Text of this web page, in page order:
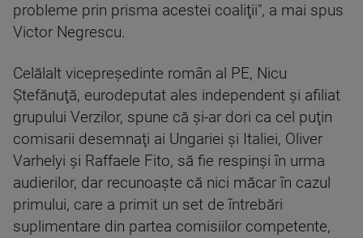
probleme prin prisma acestei coaliţii", a mai spus
Victor Negrescu.
Celălalt vicepreşedinte român al PE, Nicu
Ştefănuţă, eurodeputat ales independent şi afiliat
grupului Verzilor, spune că şi-ar dori ca cel puţin
comisarii desemnaţi ai Ungariei şi Italiei, Oliver
Varhelyi şi Raffaele Fito, să fie respinşi în urma
audierilor, dar recunoaşte că nici măcar în cazul
primului, care a primit un set de întrebări
suplimentare din partea comisiilor competente,